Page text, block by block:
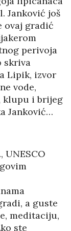
Janković još
ovaj gradić
perivoja
skriva
Lipik, izvor
vode,
klupu i brijeg
Janković…
UNESCO
a guste
meditaciju,
ste